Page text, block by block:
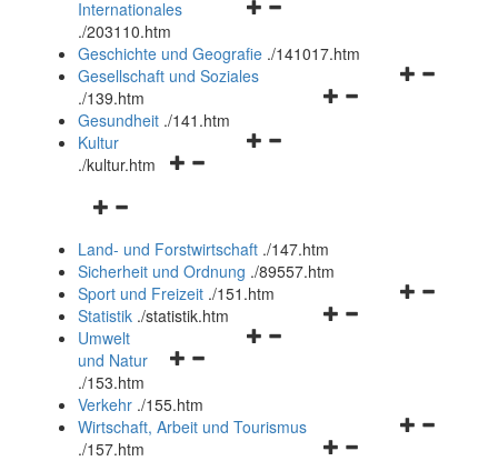
Navigationsmenü
und
schließen
Internationales
./203110.htm
Geschichte und Geografie ./141017.htm
Navigationsmenü
Gesellschaft und Soziales
./139.htm
Navigationsmenü
Gesundheit ./141.htm
Navigationsmenü
Kultur
./kultur.htm
Navigationsmenü
und
schließen
Land- und Forstwirtschaft ./147.htm
Sicherheit und Ordnung ./89557.htm
Navigationsmenü
Sport und Freizeit ./151.htm
Navigationsmenü
Statistik ./statistik.htm
Navigationsmenü
und
schließen
Umwelt
und Natur
./153.htm
Verkehr ./155.htm
Navigationsmenü
Wirtschaft, Arbeit und Tourismus
./157.htm